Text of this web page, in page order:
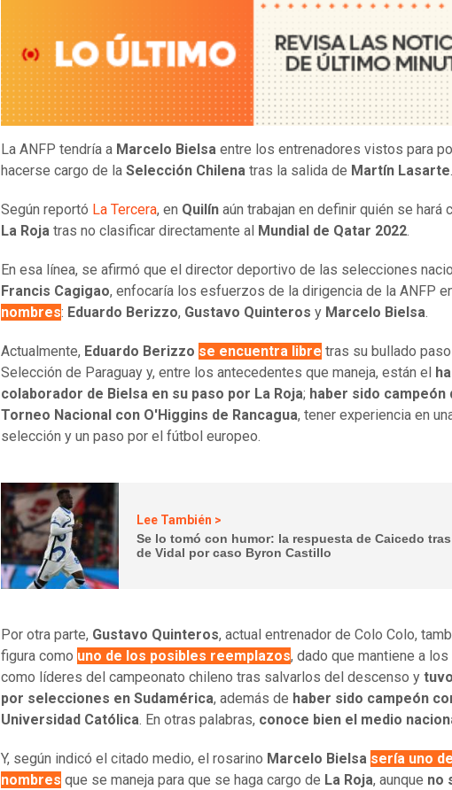
La ANFP tendría a Marcelo Bielsa entre los entrenadores vistos para
hacerse cargo de la Selección Chilena tras la salida de Martín Lasarte
Según reportó La Tercera, en Quilín aún trabajan en definir quién se hará
La Roja tras no clasificar directamente al Mundial de Qatar 2022.
En esa línea, se afirmó que el director deportivo de las selecciones
Francis Cagigao, enfocaría los esfuerzos de la dirigencia de la ANFP
nombres: Eduardo Berizzo, Gustavo Quinteros y Marcelo Bielsa.
Actualmente, Eduardo Berizzo se encuentra libre tras su bullado
Selección de Paraguay y, entre los antecedentes que maneja, están el
colaborador de Bielsa en su paso por La Roja; haber sido campeón
Torneo Nacional con O'Higgins de Rancagua, tener experiencia en
selección y un paso por el fútbol europeo.
Lee También >
Se lo tomó con humor: la respuesta de Caicedo
de Vidal por caso Byron Castillo
Por otra parte, Gustavo Quinteros, actual entrenador de Colo Colo,
figura como uno de los posibles reemplazos, dado que mantiene a
como líderes del campeonato chileno tras salvarlos del descenso y
por selecciones en Sudamérica, además de haber sido campeón
Universidad Católica. En otras palabras, conoce bien el medio
Y, según indicó el citado medio, el rosarino Marcelo Bielsa sería uno
nombres que se maneja para que se haga cargo de La Roja, aunque no